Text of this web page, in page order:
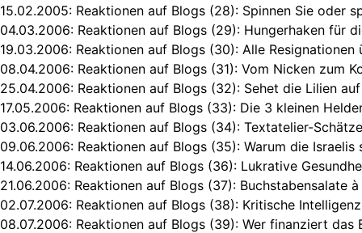
15.02.2005: Reaktionen auf Blogs (28): Spinnen Sie oder
04.03.2006: Reaktionen auf Blogs (29): Hungerhaken für
19.03.2006: Reaktionen auf Blogs (30): Alle Resignationen
08.04.2006: Reaktionen auf Blogs (31): Vom Nicken zum
25.04.2006: Reaktionen auf Blogs (32): Sehet die Lilien
17.05.2006: Reaktionen auf Blogs (33): Die 3 kleinen
03.06.2006: Reaktionen auf Blogs (34): Textatelier-
09.06.2006: Reaktionen auf Blogs (35): Warum die Israelis
14.06.2006: Reaktionen auf Blogs (36): Lukrative
21.06.2006: Reaktionen auf Blogs (37): Buchstabensalate
02.07.2006: Reaktionen auf Blogs (38): Kritische
08.07.2006: Reaktionen auf Blogs (39): Wer finanziert das